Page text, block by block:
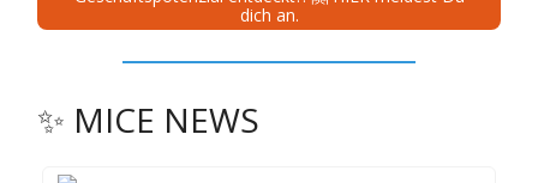
dich an.
✨ MICE NEWS